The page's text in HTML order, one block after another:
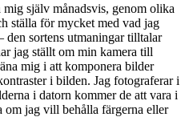
själv månadsvis, genom olika
ställa för mycket med vad jag
den sortens utmaningar tilltalar
jag ställt om min kamera till
mig i att komponera bilder
i bilden. Jag fotograferar i
i datorn kommer de att vara i
jag vill behålla färgerna eller